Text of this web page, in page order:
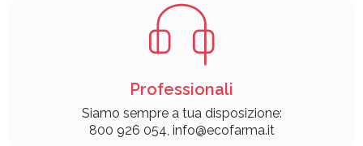
Professionali
Siamo sempre a tua disposizione:
800 926 054, info@ecofarma.it